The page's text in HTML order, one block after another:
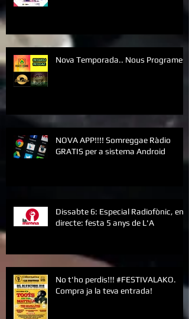
Nova Temporada.. Nous Programes!
NOVA APP!!!! Somreggae Ràdio
GRATIS per a sistema Android
Dissabte 6: Especial Radiofònic, en
directe: festa 5 anys de L'A
No t'ho perdis!!! #FESTIVALAKO.
Compra ja la teva entrada!